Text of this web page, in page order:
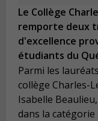
Le Collège
remporte deux
d'excellence
étudiants du
Parmi les
collège Charles-
Isabelle
dans la catégorie